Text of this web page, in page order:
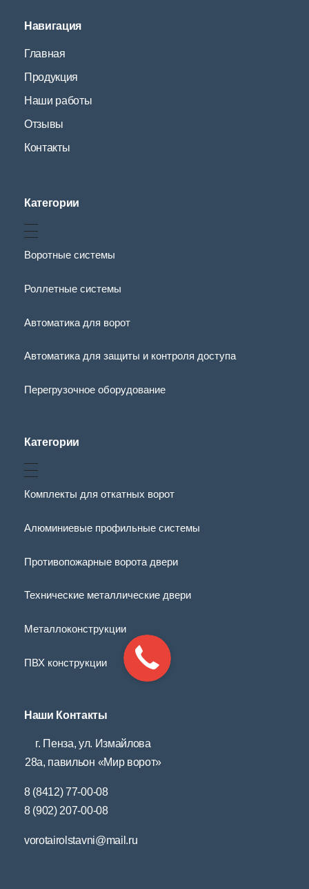
Навигация
Главная
Продукция
Наши работы
Отзывы
Контакты
Категории
Воротные системы
Роллетные системы
Автоматика для ворот
Автоматика для защиты и контроля доступа
Перегрузочное оборудование
Категории
Комплекты для откатных ворот
Алюминиевые профильные системы
Противопожарные ворота двери
Технические металлические двери
Металлоконструкции
ПВХ конструкции
Наши Контакты
г. Пенза, ул. Измайлова
28а, павильон «Мир ворот»
8 (8412) 77-00-08
8 (902) 207-00-08
vorotairolstavni@mail.ru